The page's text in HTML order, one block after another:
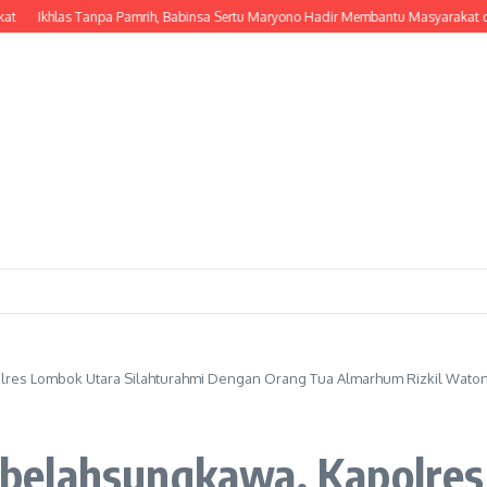
Tanpa Pamrih, Babinsa Sertu Maryono Hadir Membantu Masyarakat dalam
Lombok Utara Silahturahmi Dengan Orang Tua Almarhum Rizkil